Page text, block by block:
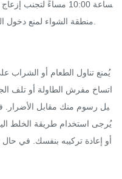
منطقة الشواء لمنع دخول
اتساخ مفرش الطاولة أو تلف
أو إعادة تركيبه بنفسك. في